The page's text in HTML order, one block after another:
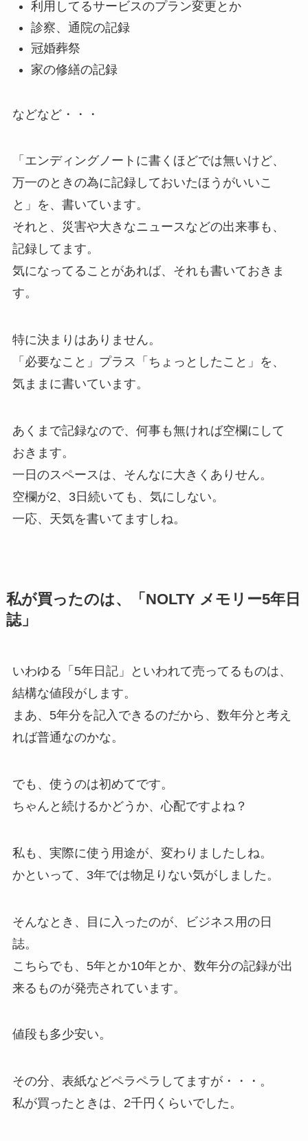
利用してるサービスのプラン変更とか
診察、通院の記録
冠婚葬祭
家の修繕の記録
などなど・・・
「エンディングノートに書くほどでは無いけど、
万一のときの為に記録しておいたほうがいいこ
と」を、書いています。
それと、災害や大きなニュースなどの出来事も、
記録してます。
気になってることがあれば、それも書いておきま
す。
特に決まりはありません。
「必要なこと」プラス「ちょっとしたこと」を、
気ままに書いています。
あくまで記録なので、何事も無ければ空欄にして
おきます。
一日のスペースは、そんなに大きくありせん。
空欄が2、3日続いても、気にしない。
一応、天気を書いてますしね。
私が買ったのは、「NOLTY メモリー5年日
誌」
いわゆる「5年日記」といわれて売ってるものは、
結構な値段がします。
まあ、5年分を記入できるのだから、数年分と考え
れば普通なのかな。
でも、使うのは初めてです。
ちゃんと続けるかどうか、心配ですよね？
私も、実際に使う用途が、変わりましたしね。
かといって、3年では物足りない気がしました。
そんなとき、目に入ったのが、ビジネス用の日
誌。
こちらでも、5年とか10年とか、数年分の記録が出
来るものが発売されています。
値段も多少安い。
その分、表紙などペラペラしてますが・・・。
私が買ったときは、2千円くらいでした。